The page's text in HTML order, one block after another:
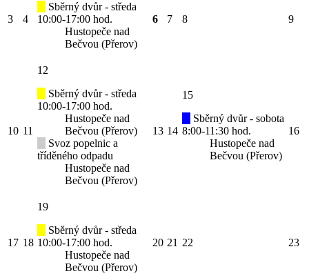
3 4
Sběrný dvůr - středa
10:00-17:00 hod.
Hustopeče nad
Bečvou (Přerov)
6 7 8 9
10 11
12
Sběrný dvůr - středa
10:00-17:00 hod.
Hustopeče nad
Bečvou (Přerov)
Svoz popelnic a
tříděného odpadu
Hustopeče nad
Bečvou (Přerov)
13 14
15
Sběrný dvůr - sobota
8:00-11:30 hod.
Hustopeče nad
Bečvou (Přerov)
16
17 18
19
Sběrný dvůr - středa
10:00-17:00 hod.
Hustopeče nad
Bečvou (Přerov)
20 21 22 23